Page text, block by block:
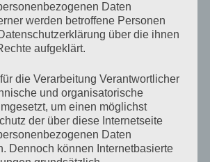
Daten
werden betroffene Personen
über die ihnen
aufgeklärt.
die Verarbeitung Verantwortlicher
und organisatorische
um einen möglichst
der über diese Internetseite
Daten
Dennoch können Internetbasierte